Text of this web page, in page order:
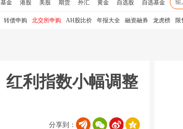
基金 港股 美股 期货 外汇 黄金 自选股 自选基金
转债申购 北交所申购 AH股比价 年报大全 融资融券 龙虎榜 限
利指数小幅调整
分享到：